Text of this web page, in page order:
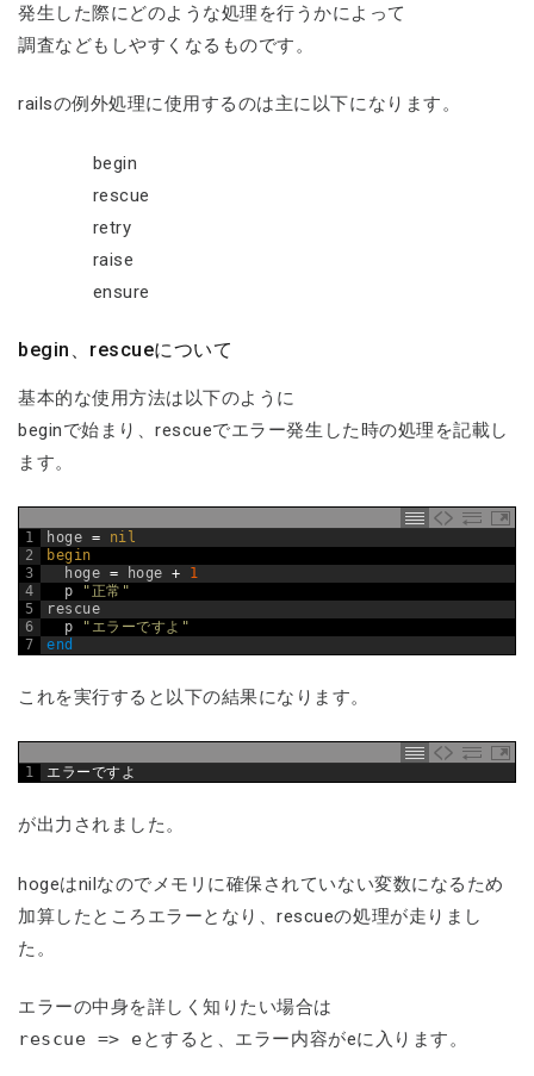
発生した際にどのような処理を行うかによって
調査などもしやすくなるものです。
railsの例外処理に使用するのは主に以下になります。
begin
rescue
retry
raise
ensure
begin、rescueについて
基本的な使用方法は以下のように
beginで始まり、rescueでエラー発生した時の処理を記載し
ます。
1
2
3
4
5
6
7
hoge =
nil
begin
hoge = hoge +
1
p
"正常"
rescue
p
"エラーですよ"
end
これを実行すると以下の結果になります。
1 エラーですよ
が出力されました。
hogeはnilなのでメモリに確保されていない変数になるため
加算したところエラーとなり、rescueの処理が走りまし
た。
エラーの中身を詳しく知りたい場合は
rescue => eとすると、エラー内容がeに入ります。